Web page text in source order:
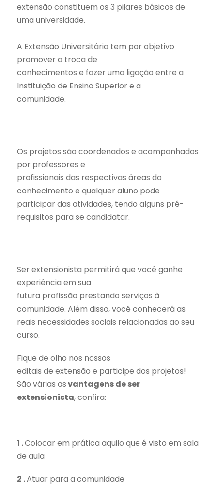
extensão constituem os 3 pilares básicos de
uma universidade.
A Extensão Universitária tem por objetivo
promover a troca de
conhecimentos e fazer uma ligação entre a
Instituição de Ensino Superior e a
comunidade.
Os projetos são coordenados e acompanhados
por professores e
profissionais das respectivas áreas do
conhecimento e qualquer aluno pode
participar das atividades, tendo alguns pré-
requisitos para se candidatar.
Ser extensionista permitirá que você ganhe
experiência em sua
futura profissão prestando serviços à
comunidade. Além disso, você conhecerá as
reais necessidades sociais relacionadas ao seu
curso.
Fique de olho nos nossos
editais de extensão e participe dos projetos!
São várias asvantagens de ser
extensionista, confira:
1 .Colocar em prática aquilo que é visto em sala
de aula
2 .Atuar para a comunidade